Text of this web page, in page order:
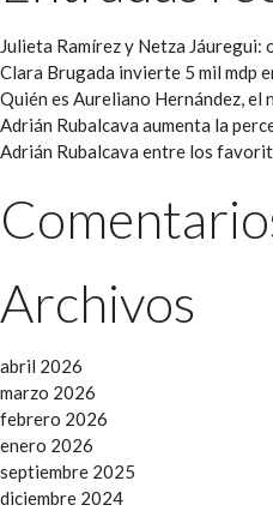
Julieta Ramírez y Netza Jáuregui:
Clara Brugada invierte 5 mil mdp
Quién es Aureliano Hernández,
Adrián Rubalcava aumenta la
Adrián Rubalcava entre los
Archivos
abril 2026
marzo 2026
febrero 2026
enero 2026
septiembre 2025
diciembre 2024